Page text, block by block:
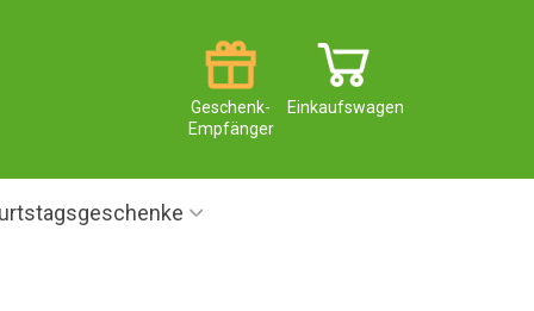
Einkaufswagen
Geschenk-
Empfänger